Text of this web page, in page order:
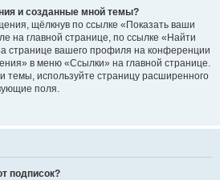
и созданные мной темы?
щёлкнув по ссылке «Показать ваши
на главной странице, по ссылке «Найти
странице вашего профиля на конференции
в меню «Ссылки» на главной странице.
темы, используйте страницу расширенного
поля.
подписок?